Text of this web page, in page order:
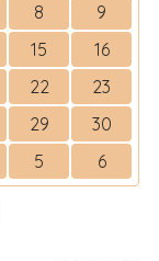
8
9
15
16
22
23
29
30
5 6